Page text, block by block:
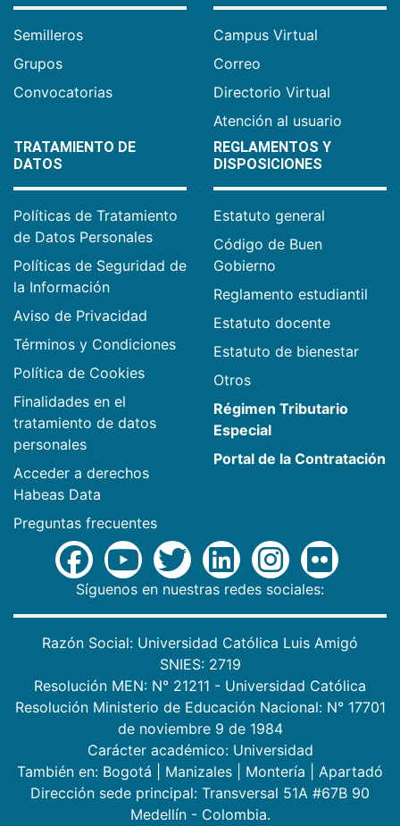
Semilleros
Grupos
Convocatorias
Campus Virtual
Correo
Directorio Virtual
Atención al usuario
TRATAMIENTO DE
DATOS
Políticas de Tratamiento
de Datos Personales
Políticas de Seguridad de
la Información
Aviso de Privacidad
Términos y Condiciones
Política de Cookies
Finalidades en el
tratamiento de datos
personales
Acceder a derechos
Habeas Data
Preguntas frecuentes
REGLAMENTOS Y
DISPOSICIONES
Estatuto general
Código de Buen
Gobierno
Reglamento estudiantil
Estatuto docente
Estatuto de bienestar
Otros
Régimen Tributario
Especial
Portal de la Contratación
Síguenos en nuestras redes sociales:
Razón Social: Universidad Católica Luis Amigó
SNIES: 2719
Resolución MEN: N° 21211 - Universidad Católica
Resolución Ministerio de Educación Nacional: N° 17701
de noviembre 9 de 1984
Carácter académico: Universidad
También en: Bogotá Manizales Montería
Apartadó
Dirección sede principal: Transversal 51A #67B 90
Medellín - Colombia.